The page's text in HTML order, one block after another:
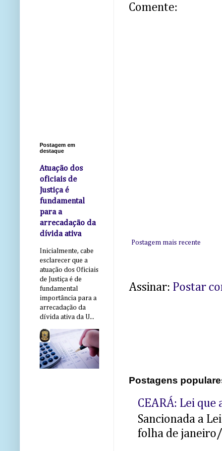
Comente:
Postagem mais recente
Assinar: Postar
Postagens
CEARÁ: Lei
Sancionada a
folha de
Postagem em
destaque
Atuação dos
oficiais de
Justiça é
fundamental
para a
arrecadação da
dívida ativa
Inicialmente, cabe
esclarecer que a
atuação dos Oficiais
de Justiça é de
fundamental
importância para a
arrecadação da
dívida ativa da U...